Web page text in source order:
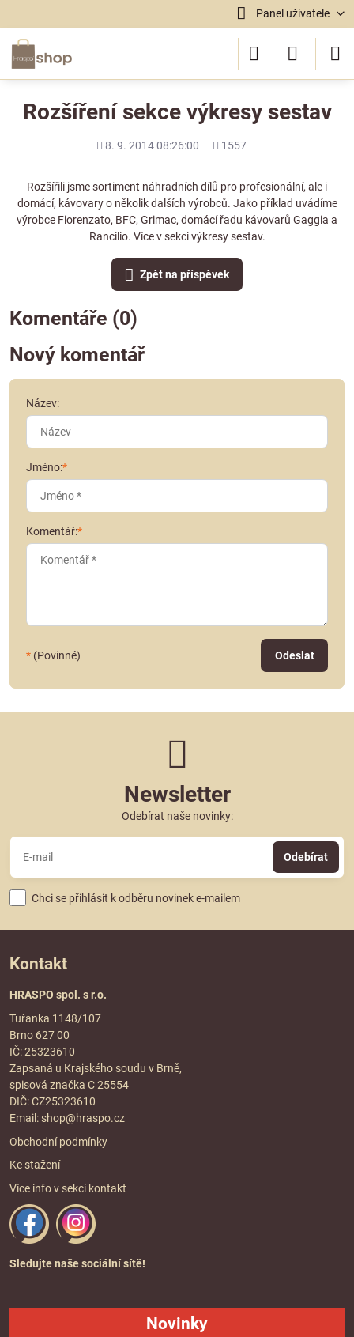
Panel uživatele
Rozšíření sekce výkresy sestav
Přidáno
8. 9. 2014 08:26:00
Počet
1557
Rozšířili jsme sortiment náhradních dílů pro profesionální, ale i
domácí, kávovary o několik dalších výrobců. Jako příklad uvádíme
výrobce Fiorenzato, BFC, Grimac, domácí řadu kávovarů Gaggia a
Rancilio. Více v sekcivýkresy sestav.
Zpět na příspěvek
Komentáře (0)
Nový komentář
Název:
Jméno:*
Komentář:*
* (Povinné) Odeslat
Newsletter
Odebírat naše novinky:
Odebírat
Chci se přihlásit k odběru novinek e-mailem
Kontakt
HRASPO spol. s r.o.
Tuřanka 1148/107
Brno 627 00
IČ: 25323610
Zapsaná u Krajského soudu v Brně,
spisová značka C 25554
DIČ: CZ25323610
Email: shop@hraspo.cz
Obchodní podmínky
Ke stažení
Více info v sekci kontakt
Sledujte naše sociální sítě!
Novinky